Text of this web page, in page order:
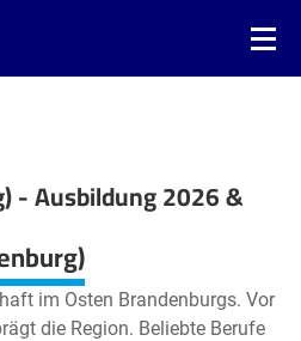
- Ausbildung 2026 &
im Osten Brandenburgs. Vor
die Region. Beliebte Berufe